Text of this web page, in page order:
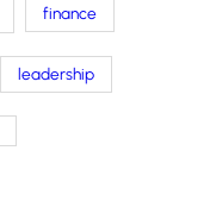
finance
leadership